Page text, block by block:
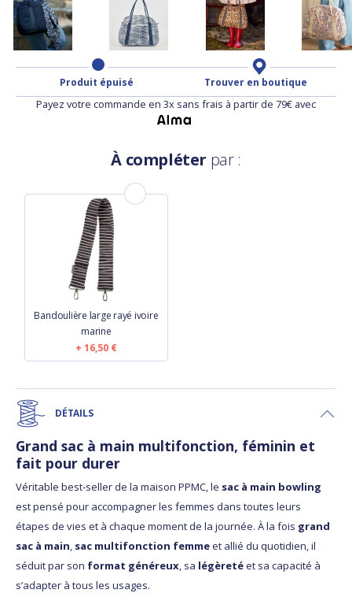
Produit épuisé Trouver en boutique
Payez votre commande en 3x sans frais à partir de 79€ avec
À compléter par :
Bandoulière large rayé ivoire
marine
16,50 €
DÉTAILS
Grand sac à main multifonction, féminin et
fait pour durer
Véritable best-seller de la maison PPMC, le sac à main bowling
est pensé pour accompagner les femmes dans toutes leurs
étapes de vies et à chaque moment de la journée. À la fois grand
sac à main, sac multifonction femmeet allié du quotidien, il
séduit par son format généreux, sa légèretéet sa capacité à
s’adapter à tous les usages.